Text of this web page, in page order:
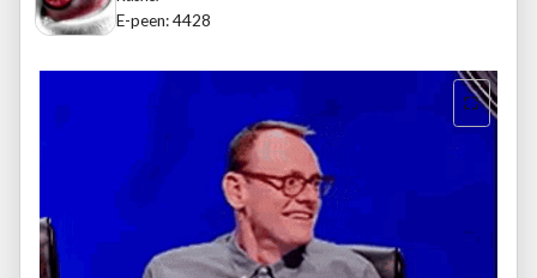
E-peen: 4428